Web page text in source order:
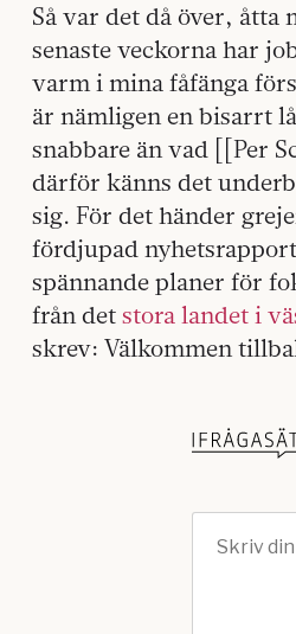
Så var det då över,
senaste veckorna har
varm i mina fåfänga
är nämligen en bisarrt
snabbare än vad [[Per
därför känns det
sig. För det händer
fördjupad
spännande planer för
från det stora landet i
skrev: Välkommen